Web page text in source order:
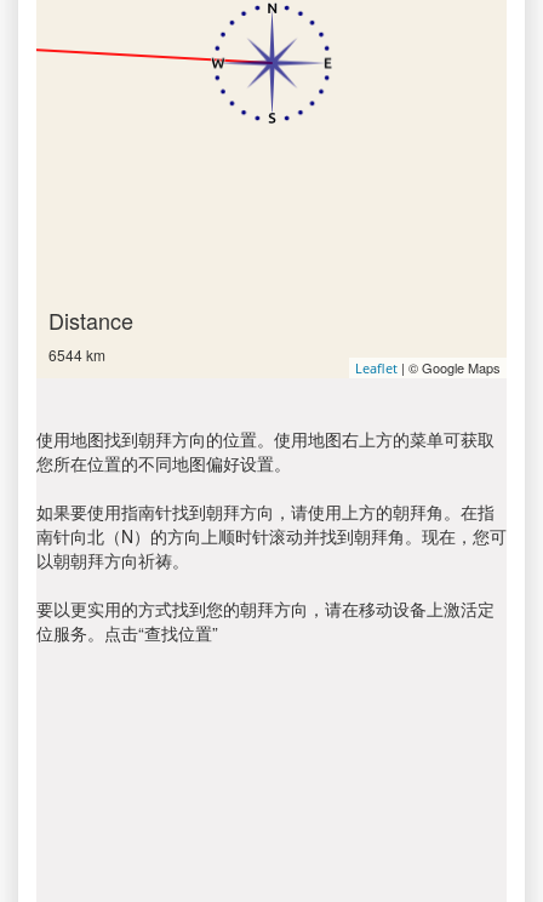
Distance
6544 km
Leaflet | © Google Maps
使用地图找到朝拜方向的位置。使用地图右上方的菜单可获取
您所在位置的不同地图偏好设置。
如果要使用指南针找到朝拜方向，请使用上方的朝拜角。在指
南针向北（N）的方向上顺时针滚动并找到朝拜角。现在，您可
以朝朝拜方向祈祷。
要以更实用的方式找到您的朝拜方向，请在移动设备上激活定
位服务。点击“查找位置”